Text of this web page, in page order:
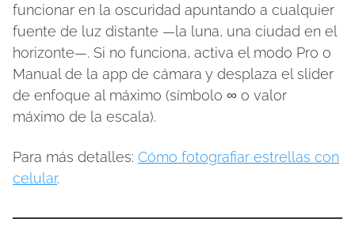
funcionar en la oscuridad apuntando a cualquier
fuente de luz distante —la luna, una ciudad en el
horizonte—. Si no funciona, activa el modo Pro o
Manual de la app de cámara y desplaza el slider
de enfoque al máximo (símbolo ∞ o valor
máximo de la escala).
Para más detalles: Cómo fotografiar estrellas con
celular.